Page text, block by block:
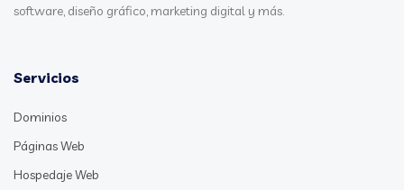
software, diseño gráfico, marketing digital y más.
Servicios
Dominios
Páginas Web
Hospedaje Web